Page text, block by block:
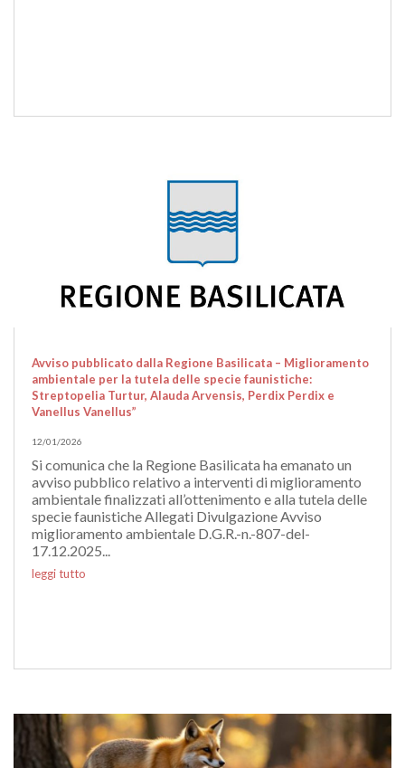
Avviso pubblicato dalla Regione Basilicata – Miglioramento
ambientale per la tutela delle specie faunistiche:
Streptopelia Turtur, Alauda Arvensis, Perdix Perdix e
Vanellus Vanellus”
12/01/2026
Si comunica che la Regione Basilicata ha emanato un
avviso pubblico relativo a interventi di miglioramento
ambientale finalizzati all’ottenimento e alla tutela delle
specie faunistiche Allegati Divulgazione Avviso
miglioramento ambientale D.G.R.-n.-807-del-
17.12.2025...
leggi tutto